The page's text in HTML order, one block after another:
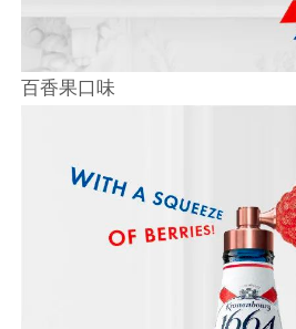
百香果口味